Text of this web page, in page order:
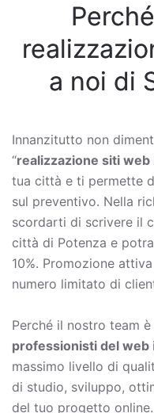
a noi di
Innanzitutto non
“realizzazione siti web
tua città e ti permette
sul preventivo. Nella
scordarti di scrivere il
città di Potenza e
10%. Promozione
numero limitato di
Perché il nostro team
professionisti del web
massimo livello di
di studio, sviluppo,
del tuo progetto online.